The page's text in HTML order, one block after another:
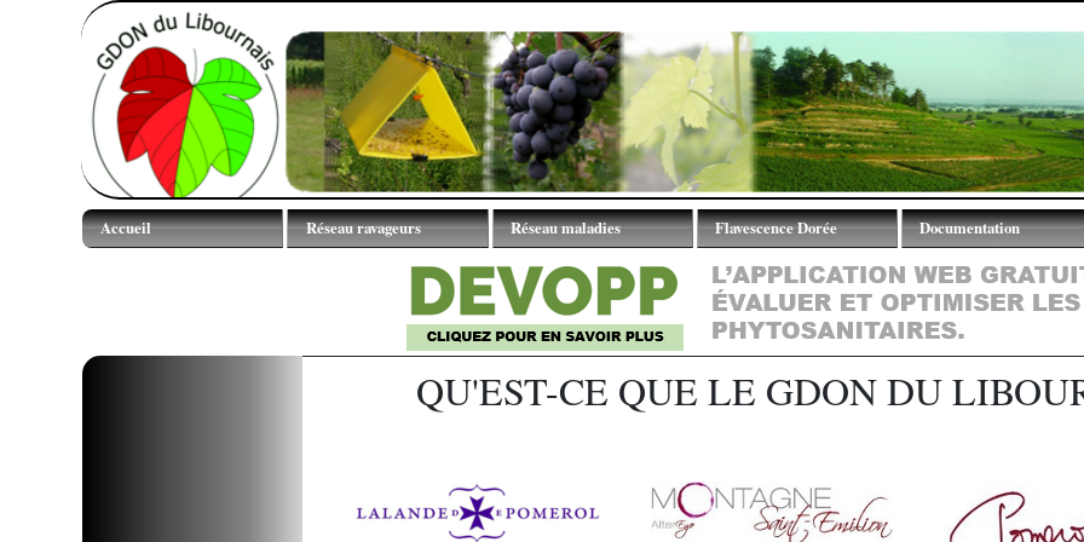
Accueil Réseau ravageurs Réseau maladies
Observations
TNT
Flavescence Dorée
Traitements Obligatoires
Documentation
Description des symptômes
Documentation
Bulletins GDON
Synthèses techniques
Flavescence Dorée
QU'EST-CE QUE LE GDON DU